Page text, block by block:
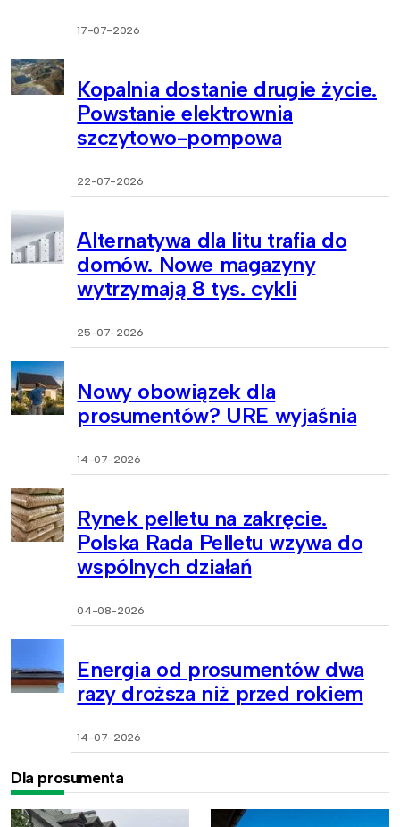
17-07-2026
Kopalnia dostanie drugie życie.
Powstanie elektrownia
szczytowo-pompowa
22-07-2026
Alternatywa dla litu trafia do
domów. Nowe magazyny
wytrzymają 8 tys. cykli
25-07-2026
Nowy obowiązek dla
prosumentów? URE wyjaśnia
14-07-2026
Rynek pelletu na zakręcie.
Polska Rada Pelletu wzywa do
wspólnych działań
04-08-2026
Energia od prosumentów dwa
razy droższa niż przed rokiem
14-07-2026
Dla prosumenta